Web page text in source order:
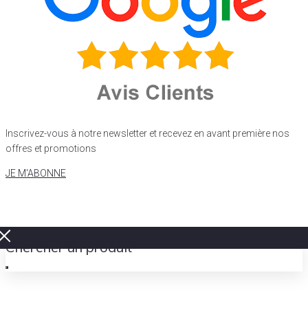
Inscrivez-vous à notre newsletter et recevez en avant première nos
offres et promotions
JE M'ABONNE